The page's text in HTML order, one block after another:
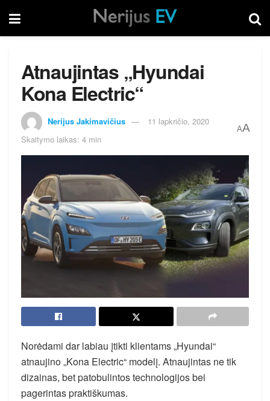
Atnaujintas „Hyundai
Kona Electric“
Nerijus Jakimavičius
11 lapkričio, 2020
Skaitymo laikas: 4 min
AA
Norėdami dar labiau įtikti klientams „Hyundai“
atnaujino „Kona Electric“ modelį. Atnaujintas ne tik
dizainas, bet patobulintos technologijos bei
pagerintas praktiškumas.